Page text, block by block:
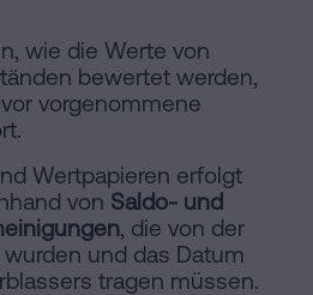
wie die Werte von
bewertet werden,
vorgenommene
Wertpapieren erfolgt
von Saldo- und
, die von der
und das Datum
tragen müssen.